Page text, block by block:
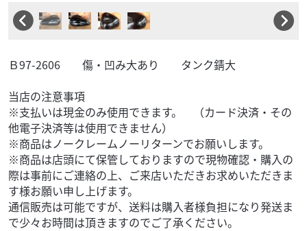
Ｂ97-2606 傷・凹み大あり タンク錆大
当店の注意事項
※支払いは現金のみ使用できます。 （カード決済・その
他電子決済等は使用できません）
※商品はノークレームノーリターンでお願いします。
※商品は店頭にて保管しておりますので現物確認・購入の
際は事前にご連絡の上、ご来店いただきお求めいただきま
す様お願い申し上げます。
通信販売は可能ですが、送料は購入者様負担になり発送ま
で少々お時間は頂きますのでご了承ください。